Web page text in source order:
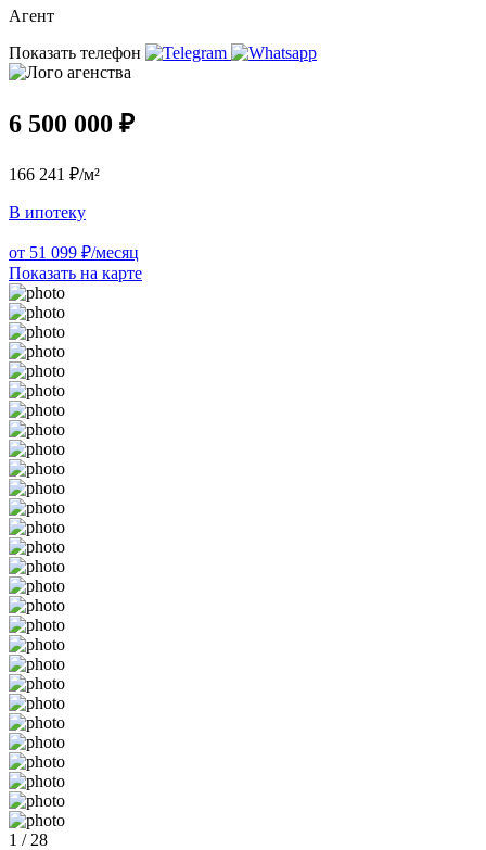
Агент
Показать телефон
6 500 000 ₽
166 241 ₽/м²
В ипотеку
от 51 099 ₽/месяц
Показать на карте
1 / 28